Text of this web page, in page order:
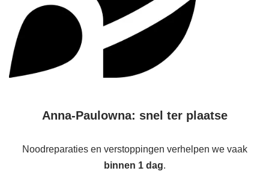
Anna-Paulowna: snel ter plaatse
Noodreparaties en verstoppingen verhelpen we vaak
binnen 1 dag.